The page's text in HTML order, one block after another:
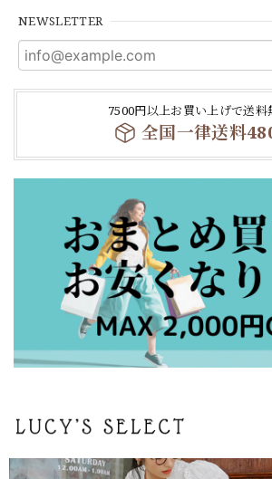
NEWSLETTER
7500円以上お買い上げで送料
全国一律送料